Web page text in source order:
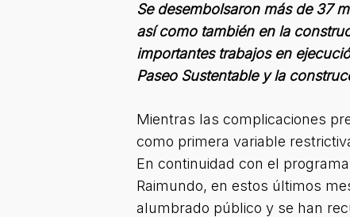
Se desembolsaron más de 37
así como también en la
importantes trabajos en
Paseo Sustentable y la
Mientras las complicaciones
como primera variable
En continuidad con el
Raimundo, en estos últimos
alumbrado público y se han